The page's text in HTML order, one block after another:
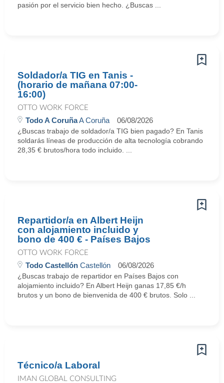
pasión por el servicio bien hecho. ¿Buscas ...
Soldador/a TIG en Tanis -
(horario de mañana 07:00-
16:00)
OTTO WORK FORCE
Todo A CoruñaA Coruña 06/08/2026
¿Buscas trabajo de soldador/a TIG bien pagado? En Tanis
soldarás líneas de producción de alta tecnología cobrando
28,35 € brutos/hora todo incluido. ...
Repartidor/a en Albert Heijn
con alojamiento incluido y
bono de 400 € - Países Bajos
OTTO WORK FORCE
Todo Castellón Castellón 06/08/2026
¿Buscas trabajo de repartidor en Países Bajos con
alojamiento incluido? En Albert Heijn ganas 17,85 €/h
brutos y un bono de bienvenida de 400 € brutos. Solo ...
Técnico/a Laboral
IMAN GLOBAL CONSULTING